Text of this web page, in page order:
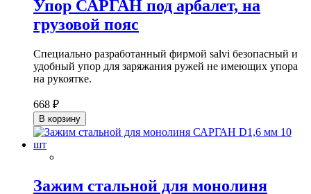
Упор САРГАН под арбалет, на
грузовой пояс
Специально разработанный фирмой salvi безопасный и
удобный упор для заряжания ружей не имеющих упора
на рукоятке.
668 ₽
В корзину
Зажим стальной для монолиня